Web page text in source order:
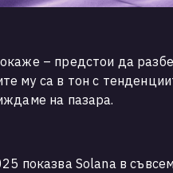
– предстои да
му са в тон с
на пазара.
показва Solana в